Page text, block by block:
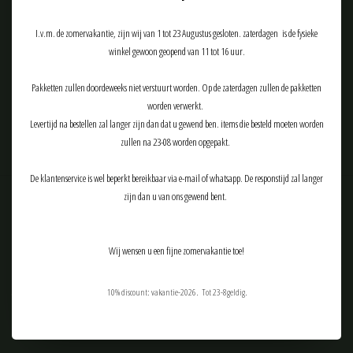
ABONNEER
Tactical Airsoft Gear (TAG-Shop)
I.v.m. de zomervakantie, zijn wij van 1 tot 23 Augustus gesloten. zaterdagen is de fysieke
winkel gewoon geopend van 11 tot 16 uur.
Pakketten zullen doordeweeks niet verstuurt worden. Op de zaterdagen zullen de pakketten
worden verwerkt.
Levertijd na bestellen zal langer zijn dan dat u gewend ben. items die besteld moeten worden
zullen na 23-08 worden opgepakt.
De klantenservice is wel beperkt bereikbaar via e-mail of whatsapp. De responstijd zal langer
zijn dan u van ons gewend bent.
Wij wensen u een fijne zomervakantie toe!
10% discount: vakantie-2026. Tot 23-8geldig.